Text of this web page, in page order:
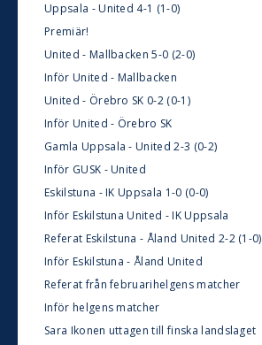
Uppsala - United 4-1 (1-0)
Premiär!
United - Mallbacken 5-0 (2-0)
Inför United - Mallbacken
United - Örebro SK 0-2 (0-1)
Inför United - Örebro SK
Gamla Uppsala - United 2-3 (0-2)
Inför GUSK - United
Eskilstuna - IK Uppsala 1-0 (0-0)
Inför Eskilstuna United - IK Uppsala
Referat Eskilstuna - Åland United 2-2 (1-0)
Inför Eskilstuna - Åland United
Referat från februarihelgens matcher
Inför helgens matcher
Sara Ikonen uttagen till finska landslaget